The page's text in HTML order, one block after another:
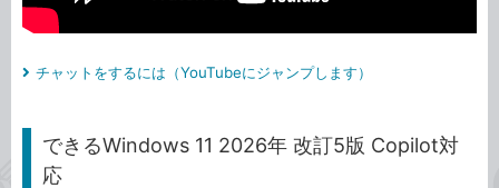
チャットをするには（YouTubeにジャンプします）
できるWindows 11 2026年 改訂5版 Copilot対
応